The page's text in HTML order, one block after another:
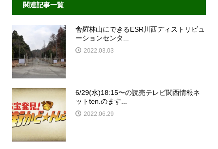
関連記事一覧
舎羅林山にできるESR川西ディストリビュ
ーションセンタ...
2022.03.03
6/29(水)18:15〜の読売テレビ関西情報ネ
ットten.のます...
2022.06.29